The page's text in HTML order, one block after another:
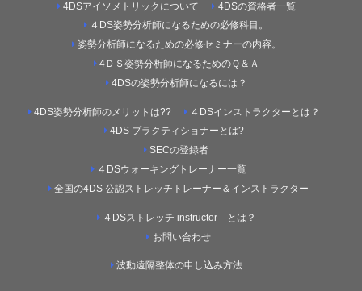
4DSアイソメトリックについて
4DSの資格者一覧
４DS姿勢分析師になるための必修科目。
姿勢分析師になるための必修セミナーの内容。
4ＤＳ姿勢分析師になるためのＱ＆Ａ
4DSの姿勢分析師になるには？
4DS姿勢分析師のメリットは??
４DSインストラクターとは？
4DS プラクティショナーとは?
SECの登録者
４DSウォーキングトレーナー一覧
全国の4DS 公認ストレッチトレーナー＆インストラクター
４DSストレッチ instructor とは？
お問い合わせ
波動遠隔整体の申し込み方法